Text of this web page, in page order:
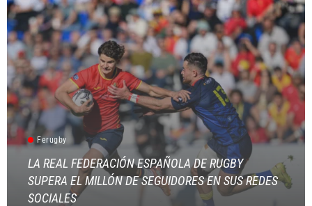
Ferugby
LA REAL FEDERACIÓN ESPAÑOLA DE RUGBY
SUPERA EL MILLÓN DE SEGUIDORES EN SUS REDES
SOCIALES